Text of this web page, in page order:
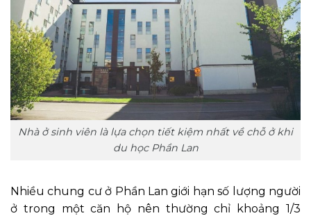
Nhà ở sinh viên là lựa chọn tiết kiệm nhất về chỗ ở khi
du học Phần Lan
Nhiều chung cư ở Phần Lan giới hạn số lượng người
ở trong một căn hộ nên thường chỉ khoảng 1/3